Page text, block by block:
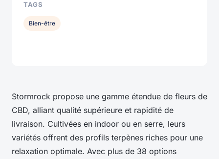
Stormrock propose une gamme étendue de fleurs de
CBD, alliant qualité supérieure et rapidité de
livraison. Cultivées en indoor ou en serre, leurs
variétés offrent des profils terpènes riches pour une
relaxation optimale. Avec plus de 38 options
TAGS
Bien-être